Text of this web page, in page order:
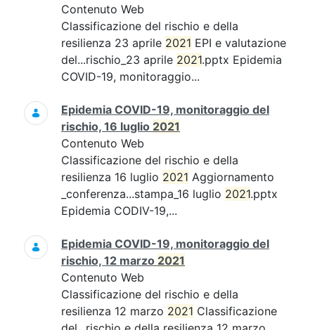
Contenuto Web
Classificazione del rischio e della
resilienza 23 aprile 2021 EPI e valutazione
del...rischio_23 aprile 2021.pptx Epidemia
COVID-19, monitoraggio...
Epidemia COVID-19, monitoraggio del
rischio, 16 luglio 2021
Contenuto Web
Classificazione del rischio e della
resilienza 16 luglio 2021 Aggiornamento
_conferenza...stampa_16 luglio 2021.pptx
Epidemia CODIV-19,...
Epidemia COVID-19, monitoraggio del
rischio, 12 marzo 2021
Contenuto Web
Classificazione del rischio e della
resilienza 12 marzo 2021 Classificazione